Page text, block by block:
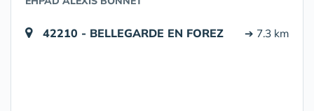
42210 - BELLEGARDE EN FOREZ ➔ 7.3 km